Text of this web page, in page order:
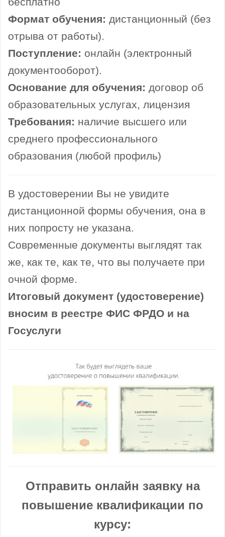
Формат обучения: дистанционный (без
отрыва от работы).
Поступление: онлайн (электронный
документооборот).
Основание для обучения: договор об
образовательных услугах, лицензия
Требования: наличие высшего или
среднего профессионального
образования (любой профиль)
В удостоверении Вы не увидите
дистанционной формы обучения, она в
них попросту не указана.
Современные документы выглядят так
же, как те, как те, что вы получаете при
очной форме.
Итоговый документ (удостоверение)
вносим в реестре ФИС ФРДО и на
Госуслуги
Отправить онлайн заявку на
повышение квалификации по
курсу: